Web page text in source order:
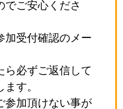
でご安心くださ
受付確認のメー
必ずご返信して
す。
参加頂けない事が